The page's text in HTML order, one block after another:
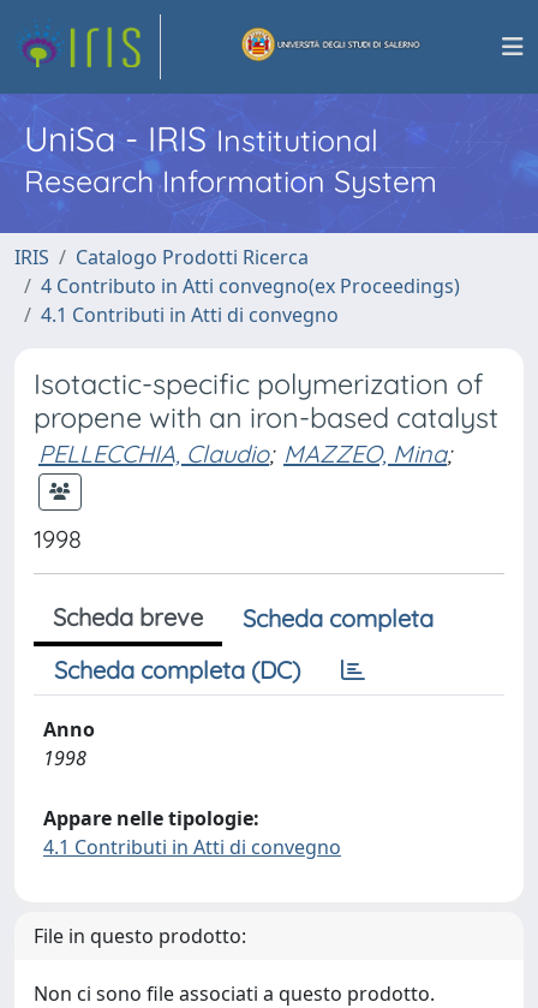
UniSa - IRISInstitutional
Research Information System
IRIS
Catalogo Prodotti Ricerca
4 Contributo in Atti convegno(ex Proceedings)
4.1 Contributi in Atti di convegno
Isotactic-specific polymerization of
propene with an iron-based catalyst
PELLECCHIA, Claudio; MAZZEO, Mina;
1998
Scheda breve
Scheda completa
Scheda completa (DC)
Anno
1998
Appare nelle tipologie:
4.1 Contributi in Atti di convegno
File in questo prodotto:
Non ci sono file associati a questo prodotto.